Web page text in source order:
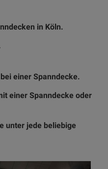
in Köln.
einer Spanndecke.
einer Spanndecke oder
unter jede beliebige